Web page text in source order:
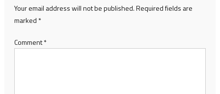
Your email address will not be published.Required fields are
marked *
Comment*